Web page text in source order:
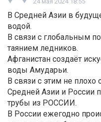
В Средней Азии в
водой.
В связи с глобальным
таянием ледников.
Афганистан создаёт
воды Амударьи.
В связи с этим не
Средней Азии и России
трубы из РОССИИ.
В России ежегодно